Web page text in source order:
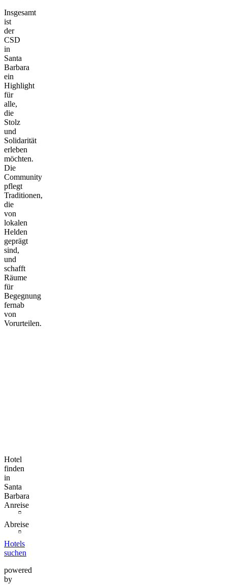
Insgesamt
ist
der
CSD
in
Santa
Barbara
ein
Highlight
für
alle,
die
Stolz
und
Solidarität
erleben
möchten.
Die
Community
pflegt
Traditionen,
die
von
lokalen
Helden
geprägt
sind,
und
schafft
Räume
für
Begegnung
fernab
von
Vorurteilen.
Hotel
finden
in
Santa
Barbara
Anreise
Abreise
Hotels
suchen
powered
by